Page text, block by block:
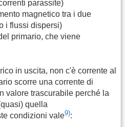
parassite)
magnetico tra i due
i flussi dispersi)
primario, che viene
in uscita, non c'è corrente al
scorre una corrente di
valore trascurabile perché la
quella
condizioni vale9):